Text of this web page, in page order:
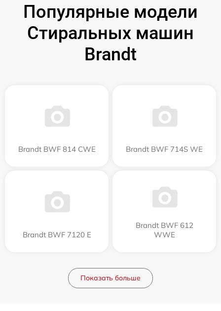
Популярные модели
Стиральных машин
Brandt
Brandt BWF 814 CWE Brandt BWF 714S WE
Brandt BWF 7120 E
Brandt BWF 612
WWE
Показать больше